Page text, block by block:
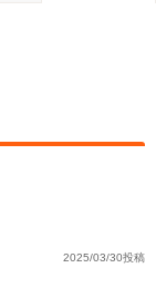
2025/03/30投稿